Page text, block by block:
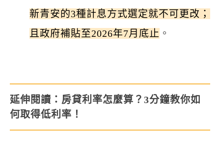
新青安的3種計息方式選定就不可更改；
且政府補貼至2026年7月底止 。
延伸閱讀： 房貸利率怎麼算？3分鐘教你如
何取得低利率！